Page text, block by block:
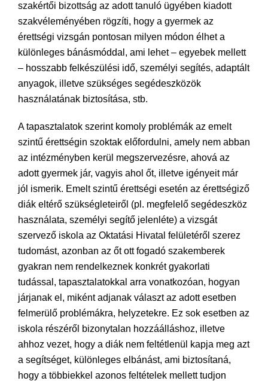
szakértői bizottság az adott tanuló ügyében kiadott
szakvéleményében rögzíti, hogy a gyermek az
érettségi vizsgán pontosan milyen módon élhet a
különleges bánásmóddal, ami lehet – egyebek mellett
– hosszabb felkészülési idő, személyi segítés, adaptált
anyagok, illetve szükséges segédeszközök
használatának biztosítása, stb.
A tapasztalatok szerint komoly problémák az emelt
szintű érettségin szoktak előfordulni, amely nem abban
az intézményben kerül megszervezésre, ahová az
adott gyermek jár, vagyis ahol őt, illetve igényeit már
jól ismerik. Emelt szintű érettségi esetén az érettségiző
diák eltérő szükségleteiről (pl. megfelelő segédeszköz
használata, személyi segítő jelenléte) a vizsgát
szervező iskola az Oktatási Hivatal felületéről szerez
tudomást, azonban az őt ott fogadó szakemberek
gyakran nem rendelkeznek konkrét gyakorlati
tudással, tapasztalatokkal arra vonatkozóan, hogyan
járjanak el, miként adjanak választ az adott esetben
felmerülő problémákra, helyzetekre. Ez sok esetben az
iskola részéről bizonytalan hozzáálláshoz, illetve
ahhoz vezet, hogy a diák nem feltétlenül kapja meg azt
a segítséget, különleges elbánást, ami biztosítaná,
hogy a többiekkel azonos feltételek mellett tudjon